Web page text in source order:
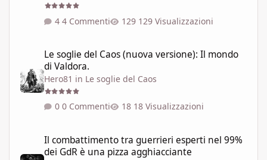
4 Commenti 129 Visualizzazioni
Le soglie del Caos (nuova versione): Il mondo
di Valdora.
Hero81 in Le soglie del Caos
0 Commenti 18 Visualizzazioni
Il combattimento tra guerrieri esperti nel 99%
dei GdR è una pizza agghiacciante